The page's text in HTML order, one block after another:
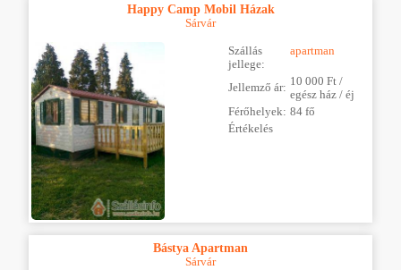
Happy Camp Mobil Házak
Sárvár
Szállás
jellege:
apartman
Jellemző ár: 10 000 Ft /
egész ház / éj
Férőhelyek: 84 fő
Értékelés
Bástya Apartman
Sárvár